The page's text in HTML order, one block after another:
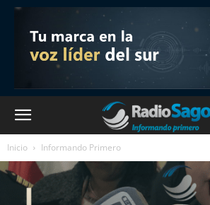
Inicio Informando Primero